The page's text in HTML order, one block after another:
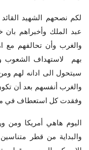
لكم نصحهم الشهيد
عبد الملك وأخبراهم بان
والغرب وأن تحالفهم مع
بهم لاستهداف الشعوب
سيتحول الى ادانه لهم
والغرب أنفسهم بعد أن
وفقدت كل استعطاف في
اليوم هاهي أمريكا ومن
والبداية من قطر